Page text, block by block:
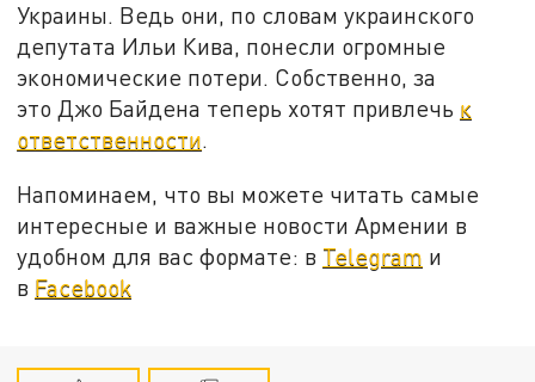
Украины. Ведь они, по словам украинского
депутата Ильи Кива, понесли огромные
экономические потери. Собственно, за
это Джо Байдена теперь хотят привлечь к
ответственности.
Напоминаем, что вы можете читать самые
интересные и важные новости Армении в
удобном для вас формате: в Telegram и
в Facebook